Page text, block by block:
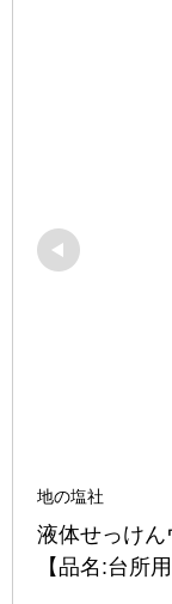
地の塩社
液体せっけ
【品名:台所